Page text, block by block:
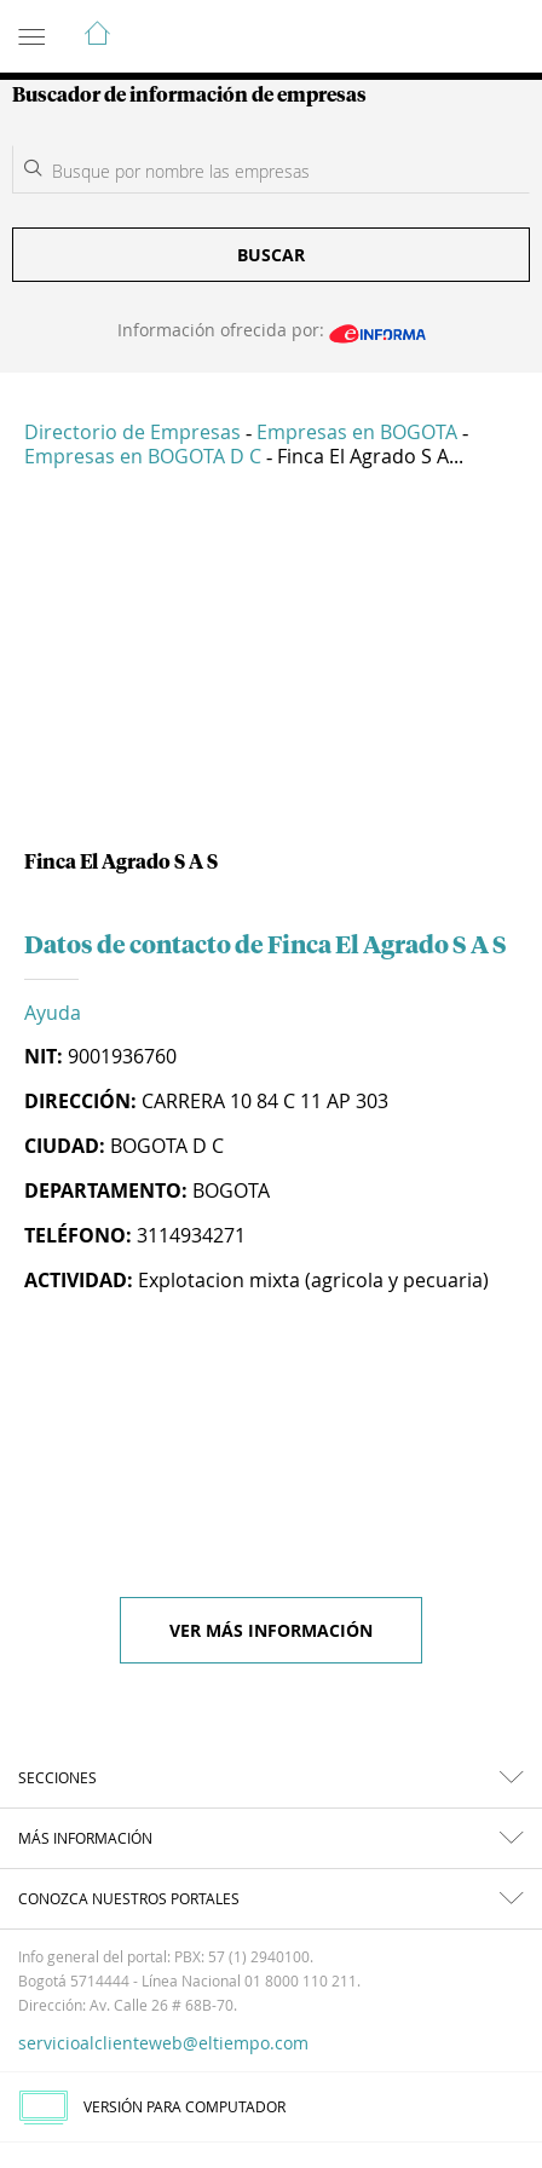
Guía de Empresas Colombianas
Buscador de información de empresas
BUSCAR
Información ofrecida por:
Directorio de Empresas - Empresas en BOGOTA -
Empresas en BOGOTA D C - Finca El Agrado S A...
Finca El Agrado S A S
Datos de contacto de Finca El Agrado S A S
Ayuda
NIT: 9001936760
DIRECCIÓN: CARRERA 10 84 C 11 AP 303
CIUDAD: BOGOTA D C
DEPARTAMENTO: BOGOTA
TELÉFONO: 3114934271
ACTIVIDAD: Explotacion mixta (agricola y pecuaria)
VER MÁS INFORMACIÓN
SECCIONES
MÁS INFORMACIÓN
CONOZCA NUESTROS PORTALES
Info general del portal: PBX: 57 (1) 2940100.
Bogotá 5714444 - Línea Nacional 01 8000 110 211.
Dirección: Av. Calle 26 # 68B-70.
servicioalclienteweb@eltiempo.com
VERSIÓN PARA COMPUTADOR